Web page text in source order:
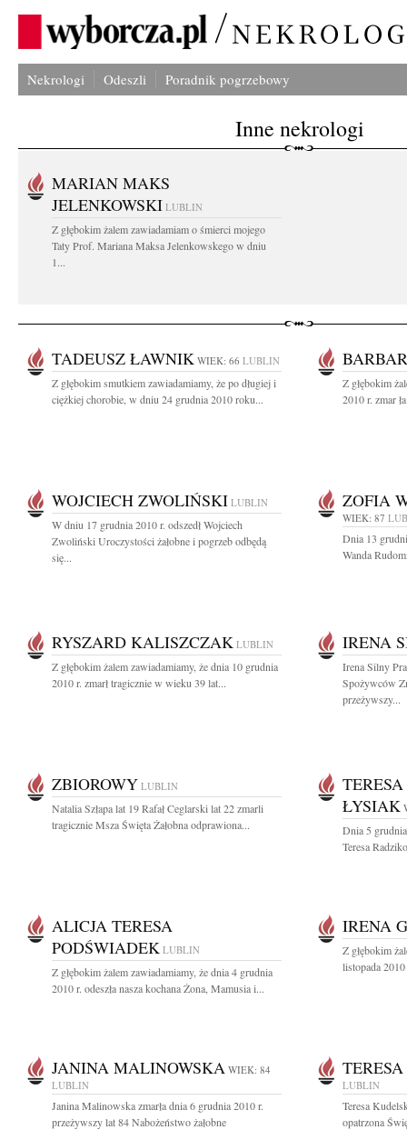
Nekrologi Odeszli Poradnik pogrzebowy
Inne nekrologi
MARIAN MAKS
JELENKOWSKI LUBLIN
Z głębokim żalem zawiadamiam o śmierci mojego
Taty Prof. Mariana Maksa Jelenkowskego w dniu
1...
TADEUSZ ŁAWNIK WIEK: 66 LUBLIN
Z głębokim smutkiem zawiadamiamy, że po długiej i
ciężkiej chorobie, w dniu 24 grudnia 2010 roku...
Z głębokim
2010 r. zmar
WOJCIECH ZWOLIŃSKI LUBLIN
W dniu 17 grudnia 2010 r. odszedł Wojciech
Zwoliński Uroczystości żałobne i pogrzeb odbędą
się...
ZOFIA
WIEK: 87
Dnia 13
Wanda
RYSZARD KALISZCZAK LUBLIN
Z głębokim żalem zawiadamiamy, że dnia 10 grudnia
2010 r. zmarł tragicznie w wieku 39 lat...
IRENA
Irena Silny
Spożywców
przeżywszy...
ZBIOROWY LUBLIN
Natalia Szłapa lat 19 Rafał Ceglarski lat 22 zmarli
tragicznie Msza Święta Żałobna odprawiona...
ŁYSIAK
Dnia 5
Teresa
ALICJA TERESA
PODŚWIADEK LUBLIN
Z głębokim żalem zawiadamiamy, że dnia 4 grudnia
2010 r. odeszła nasza kochana Żona, Mamusia i...
IRENA
Z głębokim
listopada
JANINA MALINOWSKA WIEK: 84
LUBLIN
Janina Malinowska zmarła dnia 6 grudnia 2010 r.
przeżywszy lat 84 Nabożeństwo żałobne
LUBLIN
Teresa
opatrzona